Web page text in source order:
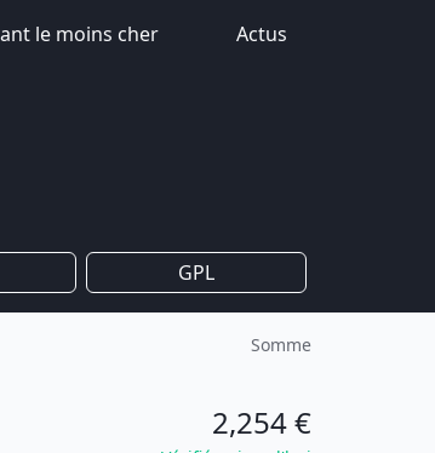
le moins cher Actus
GPL
Somme
2,254 €